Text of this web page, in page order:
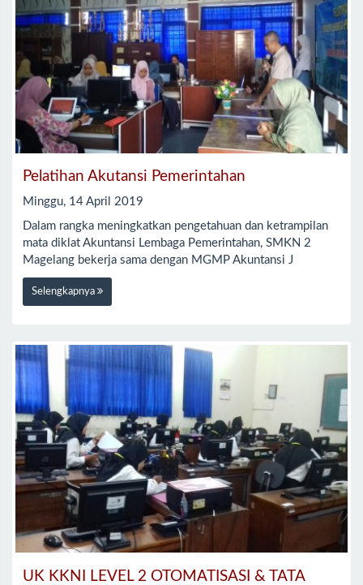
Pelatihan Akutansi Pemerintahan
Minggu, 14 April 2019
Dalam rangka meningkatkan pengetahuan dan ketrampilan
mata diklat Akuntansi Lembaga Pemerintahan, SMKN 2
Magelang bekerja sama dengan MGMP Akuntansi J
Selengkapnya
UK KKNI LEVEL 2 OTOMATISASI & TATA